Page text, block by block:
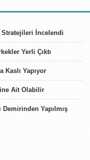
Stratejileri İncelendi
Yerli Çıktı
Kaslı Yapıyor
Ait Olabilir
Demirinden Yapılmış